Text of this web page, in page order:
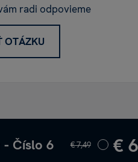
radi odpovieme
OTÁZKU
Číslo 6 € 7,49 €